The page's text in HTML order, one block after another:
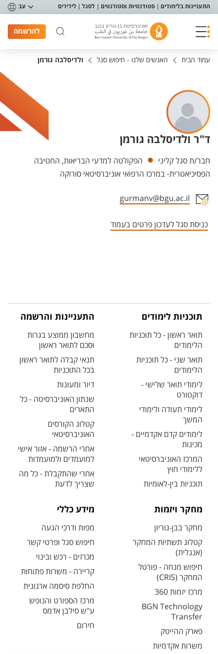
תפריט נגישות
התעניינות בלימודים סטודנטיות וסטודנטים לסגל לידידים עב
להרשמה
עמוד הבית האנשים שלנו - חיפוש סגל ולדיסלבה גורמן
ד"ר ולדיסלבה גורמן
יחידות
חבר/ת סגל קליני
הפקולטה למדעי הבריאות, החטיבה
הפסיכיאטרית- במרכז הרפואי אוניברסיטאי סורוקה
gurmanv@bgu.ac.il
כניסת סגל לעדכון פרטים בעמוד
תוכניות לימודים
תואר ראשון - כל תוכניות
הלימודים
תואר שני - כל תוכניות
הלימודים
לימודי תואר שלישי -
דוקטורט
לימודי תעודה ולימודי
המשך
לימודים קדם אקדמיים -
מכינות
המרכז האוניברסיטאי
ללימודי חוץ
תוכניות בין-לאומיות
התעניינות והרשמה
מחשבון ממוצע בגרות
וסכם לתואר ראשון
תנאי קבלה לתואר ראשון
בכל התוכניות
דיור ומעונות
שנתון האוניברסיטה - כל
התארים
קטלוג הקורסים
האוניברסיטאי
אחרי הרשמה - אזור אישי
למועמדים ולמועמדות
אחרי שהתקבלת - כל מה
שצריך לדעת
מחקר ויזמות
מחקר בבן-גוריון
קטלוג תשתיות המחקר
(אנגלית)
חיפוש מנחה - פורטל
המחקר (CRIS)
מרכז יזמות 360
BGN Technology
Transfer
פארק ההייטק
משרות אקדמיות
מידע כללי
מפות ודרכי הגעה
חיפוש סגל ופרטי קשר
מכרזים - רכש ובינוי
קריירה - משרות פתוחות
החלפת סיסמה ארגונית
מרכז הספורט והנופש
ע"ש סילבן אדמס
חירום